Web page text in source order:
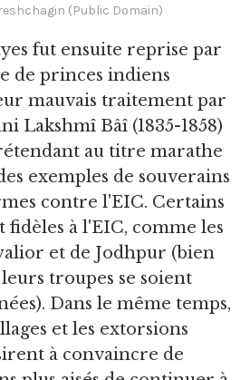
(Public Domain)
fut ensuite reprise par
de princes indiens
mauvais traitement par
Lakshmî Bâî (1835-1858)
au titre marathe
exemples de souverains
contre l'EIC. Certains
à l'EIC, comme les
et de Jodhpur (bien
troupes se soient
Dans le même temps,
et les extorsions
à convaincre de